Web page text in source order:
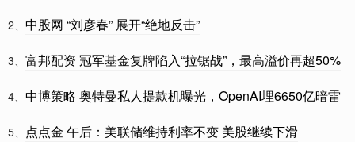
2、 中股网 “刘彦春” 展开“绝地反击”
3、 富邦配资 冠军基金复牌陷入“拉锯战”，最高溢价再超50%
4、 中博策略 奥特曼私人提款机曝光，OpenAI埋6650亿暗雷
5、 点点金 午后：美联储维持利率不变 美股继续下滑